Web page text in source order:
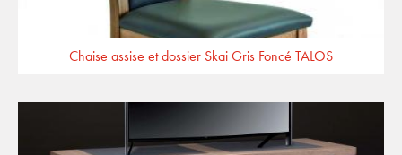
Chaise assise et dossier Skai Gris Foncé TALOS